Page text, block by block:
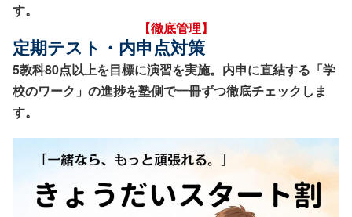
す。
【徹底管理】
定期テスト・内申点対策
5教科80点以上を目標に演習を実施。内申に直結する「学
校のワーク」の進捗を塾側で一冊ずつ徹底チェックしま
す。